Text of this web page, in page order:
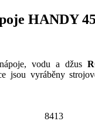
HANDY
vodu a džus
jsou vyráběny
8413